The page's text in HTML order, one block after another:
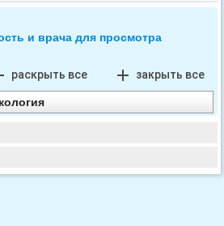
и врача для просмотра
раскрыть все add закрыть все